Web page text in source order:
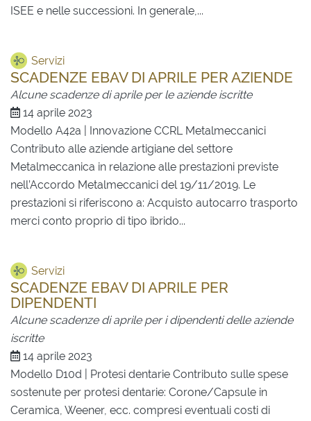
ISEE e nelle successioni. In generale,...
Servizi
SCADENZE EBAV DI APRILE PER AZIENDE
Alcune scadenze di aprile per le aziende iscritte
14 aprile 2023
Modello A42a | Innovazione CCRL Metalmeccanici
Contributo alle aziende artigiane del settore
Metalmeccanica in relazione alle prestazioni previste
nell’Accordo Metalmeccanici del 19/11/2019. Le
prestazioni si riferiscono a: Acquisto autocarro trasporto
merci conto proprio di tipo ibrido...
Servizi
SCADENZE EBAV DI APRILE PER
DIPENDENTI
Alcune scadenze di aprile per i dipendenti delle aziende
iscritte
14 aprile 2023
Modello D10d | Protesi dentarie Contributo sulle spese
sostenute per protesi dentarie: Corone/Capsule in
Ceramica, Weener, ecc. compresi eventuali costi di